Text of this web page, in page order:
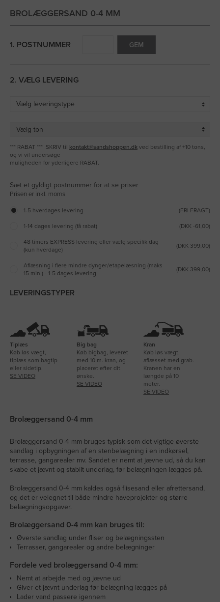
BROLÆGGERSAND 0-4 MM
1. POSTNUMMER GEM
2. VÆLG LEVERING
*** RABAT *** SKRIV til kontakt@sandshoppen.dk ved bestilling af +10 tons,
og vi vil undersøge
muligheden for yderligere RABAT.
Sæt et gyldigt postnummer for at se priser
1-5 hverdages levering (FRI FRAGT)
1-14 dages levering (få rabat) (DKK -61,00)
48 timers EXPRESS levering eller vælg specifik dag
(kun hverdage)
(DKK 399,00)
Aflæsning i flere mindre dynger/etapelæsning (maks
15 min.) - 1-5 dages levering
(DKK 399,00)
LEVERINGSTYPER
Tiplæs
Køb løs vægt,
tiplæs som bagtip
eller sidetip.
SE VIDEO
Big bag
Køb bigbag, leveret
med 10 m. kran, og
placeret efter dit
ønske.
SE VIDEO
Kran
Køb løs vægt,
aflæsset med grab.
Kranen har en
længde på 10
meter.
SE VIDEO
Brolæggersand 0-4 mm
Brolæggersand 0-4 mm bruges typisk som det vigtige øverste
sandlag i opbygningen af en stenbelægning i en indkørsel,
terrasse, gangarealer mv. Sandet er nemt at jævne ud, så du kan
skabe et jævnt og stabilt underlag, før belægningen lægges på.
Brolæggersand 0-4 mm kaldes også flisesand eller afrettersand,
og det er velegnet til både mindre haveprojekter og større
belægningsopgaver.
Brolæggersand 0-4 mm kan bruges til:
Øverste sandlag under fliser og belægningssten
Terrasser, gangarealer og andre belægninger
Fordele ved brolæggersand 0-4 mm:
Nemt at arbejde med og jævne ud
Giver et jævnt underlag før belægning lægges på
Lader vand passere igennem